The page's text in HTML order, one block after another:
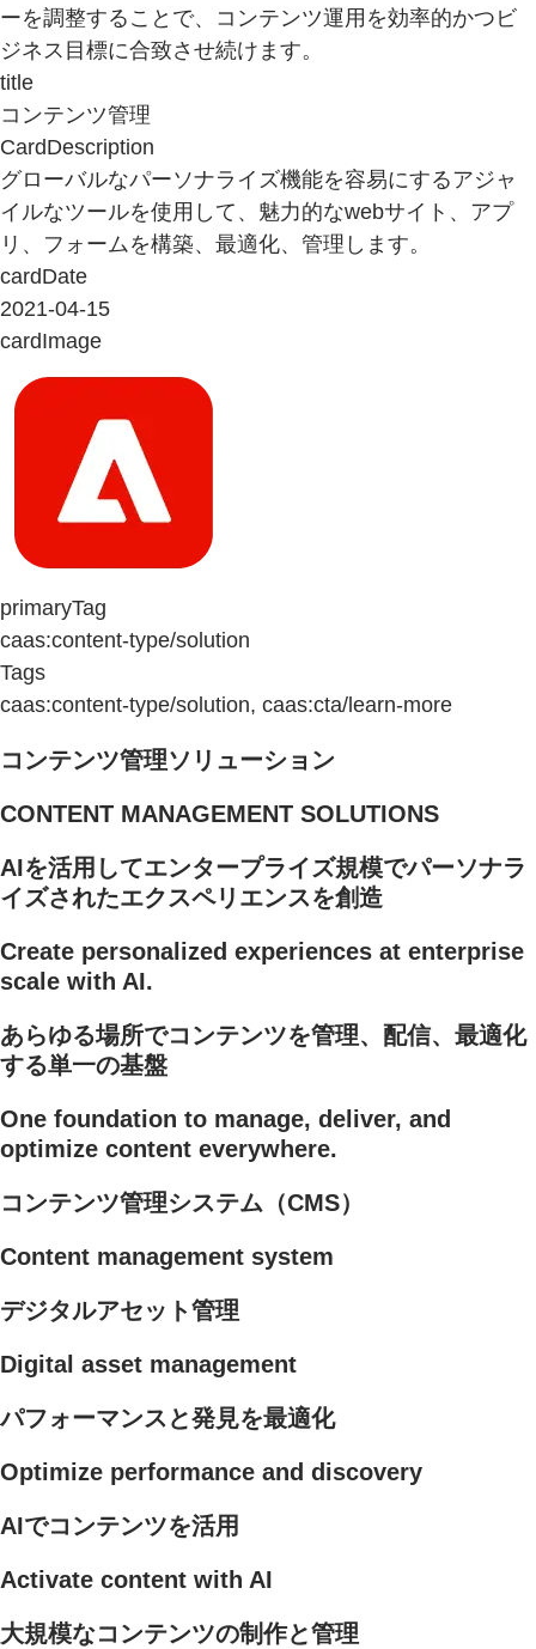
ーを調整することで、コンテンツ運用を効率的かつビ
ジネス目標に合致させ続けます。
title
コンテンツ管理
CardDescription
グローバルなパーソナライズ機能を容易にするアジャ
イルなツールを使用して、魅力的なwebサイト、アプ
リ、フォームを構築、最適化、管理します。
cardDate
2021-04-15
cardImage
primaryTag
caas:content-type/solution
Tags
caas:content-type/solution, caas:cta/learn-more
コンテンツ管理ソリューション
CONTENT MANAGEMENT SOLUTIONS
AIを活用してエンタープライズ規模でパーソナラ
イズされたエクスペリエンスを創造
Create personalized experiences at enterprise
scale with AI.
あらゆる場所でコンテンツを管理、配信、最適化
する単一の基盤
One foundation to manage, deliver, and
optimize content everywhere.
コンテンツ管理システム（CMS）
Content management system
デジタルアセット管理
Digital asset management
パフォーマンスと発見を最適化
Optimize performance and discovery
AIでコンテンツを活用
Activate content with AI
大規模なコンテンツの制作と管理